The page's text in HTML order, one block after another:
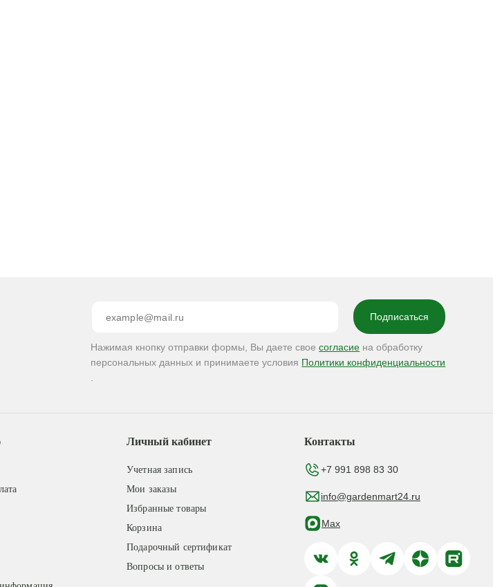
Нажимая кнопку отправки формы, Вы даете своесогласие на обработку
персональных данных и принимаете условия Политики конфиденциальности
Личный кабинет
Учетная запись
Мои заказы
Избранные товары
Корзина
Подарочный сертификат
Вопросы и ответы
Контакты
+7 991 898 83 30
info@gardenmart24.ru
Max